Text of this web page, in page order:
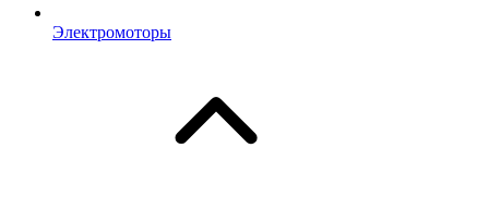
Электромоторы